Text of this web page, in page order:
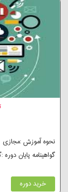
نحوه آموزش :مجازی
گواهینامه پایان
خرید دوره